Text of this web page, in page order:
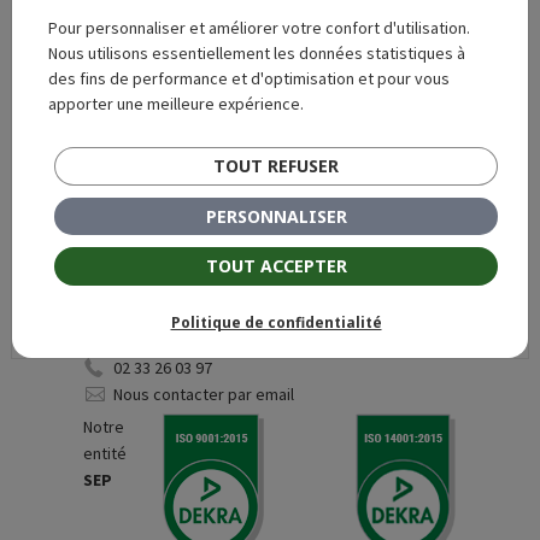
Siège social - 7, impasse Claude Bertholet - 61000
Alençon
Nous contacter par email
Siège social - Z.I. Les Fourneaux - 61500 SEES
02 33 26 03 97
Nous contacter par email
Notre
entité
SEP
Pour personnaliser et améliorer votre confort d'utilisation.
Nous utilisons essentiellement les données statistiques à
des fins de performance et d'optimisation et pour vous
apporter une meilleure expérience.
TOUT ACCEPTER
TOUT REFUSER
PERSONNALISER
Politique de confidentialité